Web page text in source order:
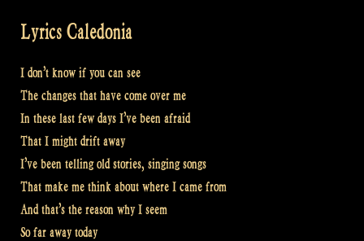
Lyrics Caledonia
I don’t know if you can see
The changes that have come over me
In these last few days I’ve been afraid
That I might drift away
I’ve been telling old stories, singing songs
That make me think about where I came from
And that’s the reason why I seem
So far away today